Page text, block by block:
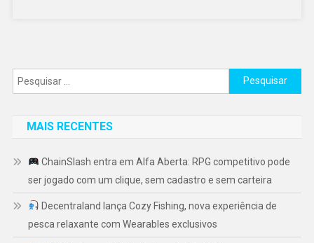
Pesquisar
por:
MAIS RECENTES
ChainSlash entra em Alfa Aberta: RPG competitivo pode
ser jogado com um clique, sem cadastro e sem carteira
Decentraland lança Cozy Fishing, nova experiência de
pesca relaxante com Wearables exclusivos